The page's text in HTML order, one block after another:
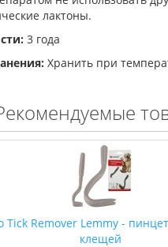
лактоны.
3 года
Хранить при
Tick Remover Lemmy -
клещей